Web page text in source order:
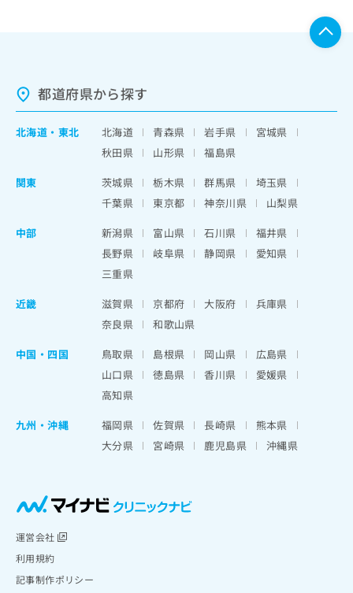
都道府県から探す
北海道 ・ 東北 北海道 青森県 岩手県
宮城県
秋田県
山形県
福島県
関東
茨城県 栃木県 群馬県
埼玉県
千葉県
東京都 神奈川県
山梨県
中部
新潟県 富山県 石川県
福井県
長野県
岐阜県 静岡県
愛知県
三重県
近畿
滋賀県 京都府 大阪府
兵庫県
奈良県
和歌山県
中国・四国
鳥取県 島根県 岡山県
広島県
山口県
徳島県 香川県
愛媛県
高知県
九州・沖縄
福岡県 佐賀県 長崎県
熊本県
大分県
宮崎県 鹿児島県 沖縄県
運営会社
利用規約
記事制作ポリシー